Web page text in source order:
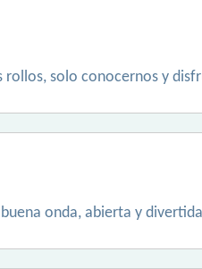
rollos, solo conocernos y
onda, abierta y